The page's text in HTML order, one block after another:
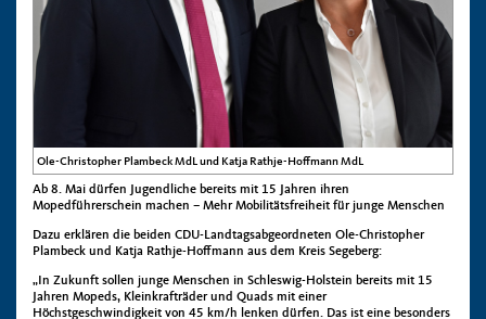
Ole-Christopher Plambeck MdL und Katja Rathje-Hoffmann MdL
Ab 8. Mai dürfen Jugendliche bereits mit 15 Jahren ihren
Mopedführerschein machen – Mehr Mobilitätsfreiheit für junge Menschen
Dazu erklären die beiden CDU-Landtagsabgeordneten Ole-Christopher
Plambeck und Katja Rathje-Hoffmann aus dem Kreis Segeberg:
„In Zukunft sollen junge Menschen in Schleswig-Holstein bereits mit 15
Jahren Mopeds, Kleinkrafträder und Quads mit einer
Höchstgeschwindigkeit von 45 km/h lenken dürfen. Das ist eine besonders